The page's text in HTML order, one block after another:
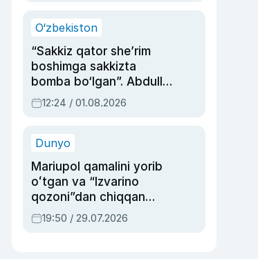
O‘zbekiston
“Sakkiz qator she’rim
boshimga sakkizta
bomba bo‘lgan”. Abdulla
Oripovni siyosiy
ayblovlardan asrab
12:24 / 01.08.2026
Dunyo
Mariupol qamalini yorib
oʻtgan va “Izvarino
qozoni”dan chiqqan
qahramon — Ukraina
armiyasi bosh
19:50 / 29.07.2026